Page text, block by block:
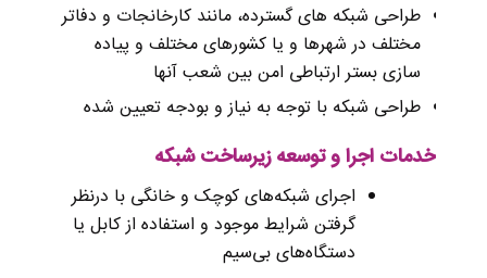
طراحی شبکه‌ های گسترده، مانند کارخانجات و دفاتر
مختلف در شهرها و یا کشورهای مختلف و پیاده
سازی بستر ارتباطی امن بین شعب آنها
طراحی شبکه با توجه به نیاز و بودجه تعیین شده
خدمات اجرا و توسعه زیرساخت شبکه
اجرای شبکه‌های کوچک و خانگی با درنظر
گرفتن شرایط موجود و استفاده از کابل یا
دستگاه‌های بی‌سیم